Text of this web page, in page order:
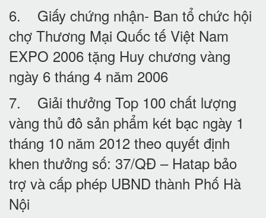
6. Giấy chứng nhận- Ban tổ chức hội
chợ Thương Mại Quốc tế Việt Nam
EXPO 2006 tặng Huy chương vàng
ngày 6 tháng 4 năm 2006
7. Giải thưởng Top 100 chất lượng
vàng thủ đô sản phẩm két bạc ngày 1
tháng 10 năm 2012 theo quyết định
khen thưởng số: 37/QĐ – Hatap bảo
trợ và cấp phép UBND thành Phố Hà
Nội